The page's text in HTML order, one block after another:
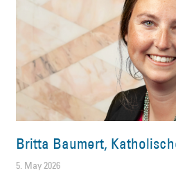
Britta Baumert,
5. May 2026